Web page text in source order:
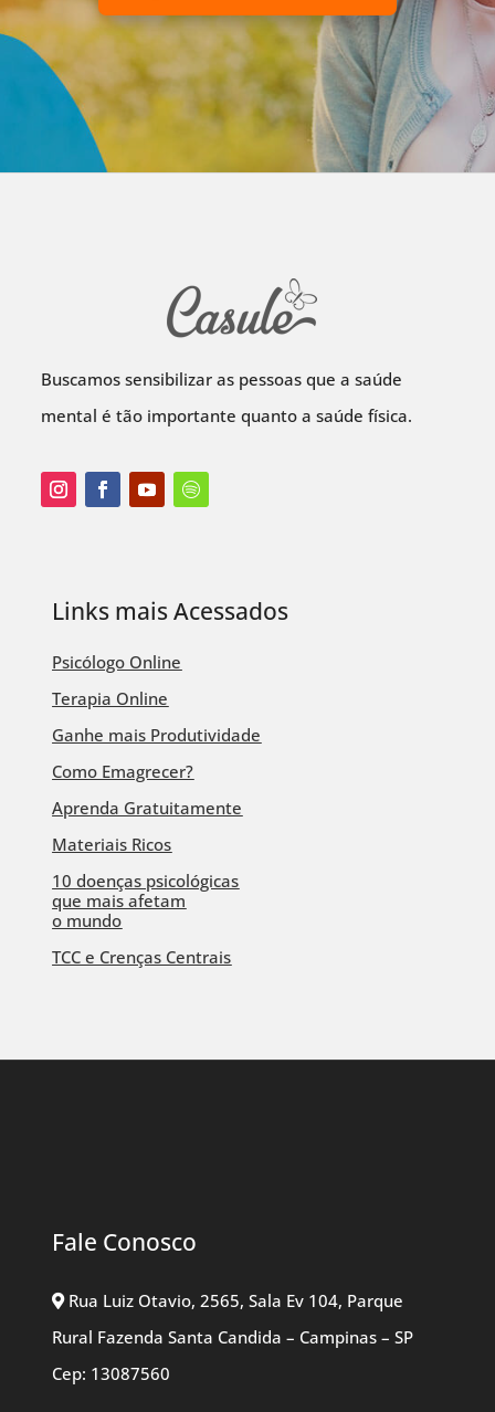
Buscamos sensibilizar as pessoas que a saúde
mental é tão importante quanto a saúde física.
Links mais Acessados
Psicólogo Online
Terapia Online
Ganhe mais Produtividade
Como Emagrecer?
Aprenda Gratuitamente
Materiais Ricos
10 doenças psicológicas
que mais afetam
o mundo
TCC e Crenças Centrais
Fale Conosco
Rua Luiz Otavio, 2565, Sala Ev 104, Parque
Rural Fazenda Santa Candida – Campinas – SP
Cep: 13087560